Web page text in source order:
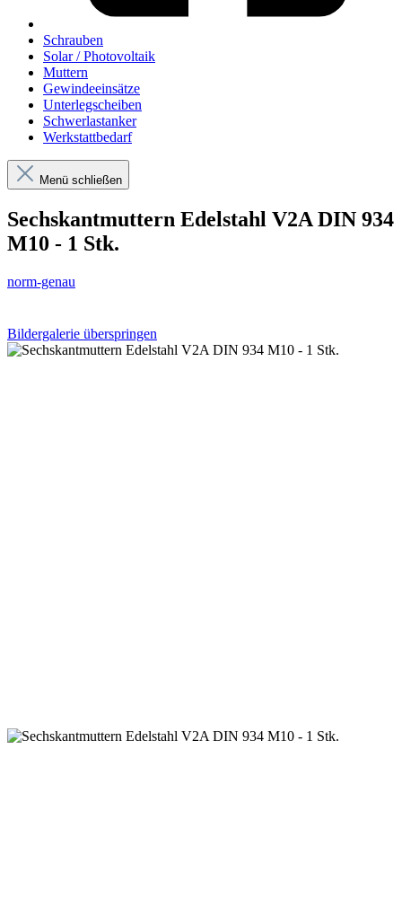
Schrauben
Solar / Photovoltaik
Muttern
Gewindeeinsätze
Unterlegscheiben
Schwerlastanker
Werkstattbedarf
Menü schließen
Sechskantmuttern Edelstahl V2A DIN 934
M10 - 1 Stk.
norm-genau
Bildergalerie überspringen